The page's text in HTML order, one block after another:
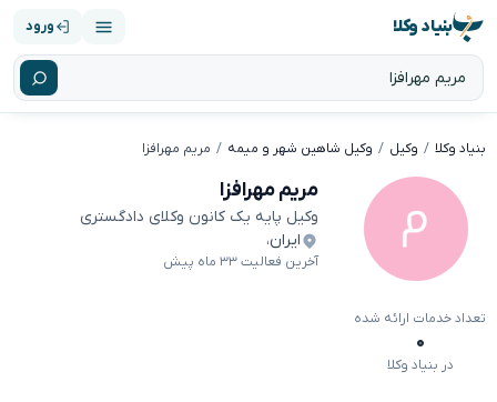
بنیاد وکلا ورود
بنیاد وکلا وکیل وکیل شاهین شهر و میمه مریم مهرافزا
مریم مهرافزا
وکیل پایه یک کانون وکلای دادگستری
ایران،
آخرین فعالیت ۳۳ ماه پیش
تعداد خدمات ارائه شده
۰
در بنیاد وکلا